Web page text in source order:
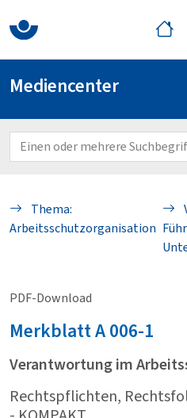
Mediencenter
Thema:
Arbeitsschutzorganisation
PDF-Download
MerkblattA 006-1
Verantwortung im
Rechtspflichten,